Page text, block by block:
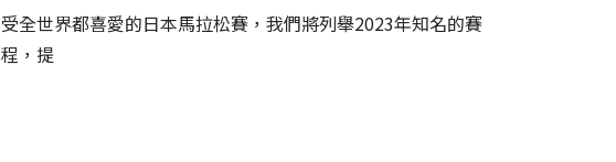
受全世界都喜愛的日本馬拉松賽，我們將列舉2023年知名的賽
程，提